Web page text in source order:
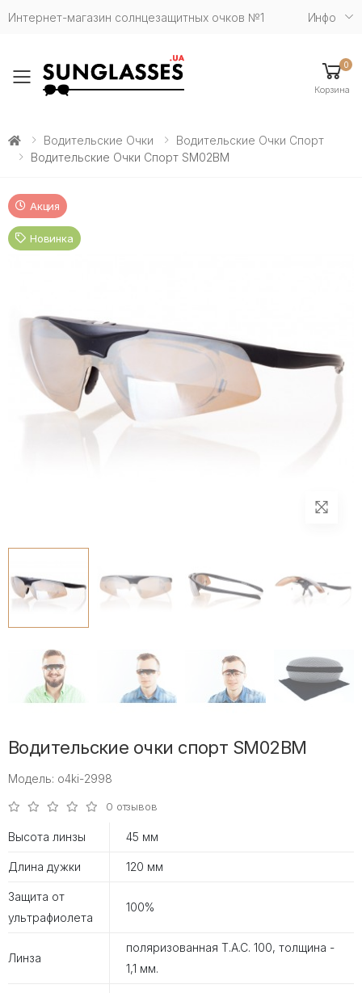
Интернет-магазин солнцезащитных очков №1 Инфо
Toggle mobile menu
0
Корзина
Водительские Очки
Водительские Очки Спорт
Водительские Очки Спорт SM02BM
Акция
Новинка
Водительские очки спорт SM02BM
Модель: o4ki-2998
0 отзывов
Высота линзы 45 мм
Длина дужки 120 мм
Защита от
ультрафиолета
100%
Линза
поляризованная T.A.C. 100, толщина -
1,1 мм.